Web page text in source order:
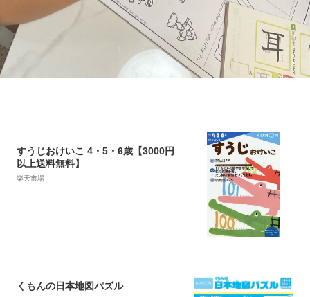
すうじおけいこ 4・5・6歳【3000円
以上送料無料】
楽天市場
くもんの日本地図パズル